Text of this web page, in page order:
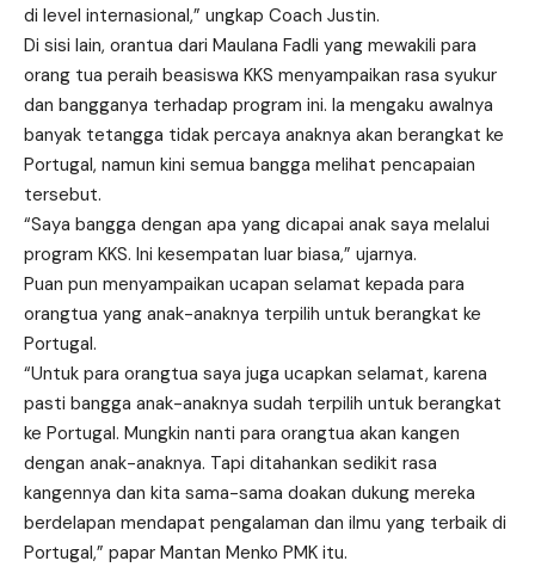
di level internasional,” ungkap Coach Justin.
Di sisi lain, orantua dari Maulana Fadli yang mewakili para
orang tua peraih beasiswa KKS menyampaikan rasa syukur
dan bangganya terhadap program ini. Ia mengaku awalnya
banyak tetangga tidak percaya anaknya akan berangkat ke
Portugal, namun kini semua bangga melihat pencapaian
tersebut.
“Saya bangga dengan apa yang dicapai anak saya melalui
program KKS. Ini kesempatan luar biasa,” ujarnya.
Puan pun menyampaikan ucapan selamat kepada para
orangtua yang anak-anaknya terpilih untuk berangkat ke
Portugal.
“Untuk para orangtua saya juga ucapkan selamat, karena
pasti bangga anak-anaknya sudah terpilih untuk berangkat
ke Portugal. Mungkin nanti para orangtua akan kangen
dengan anak-anaknya. Tapi ditahankan sedikit rasa
kangennya dan kita sama-sama doakan dukung mereka
berdelapan mendapat pengalaman dan ilmu yang terbaik di
Portugal,” papar Mantan Menko PMK itu.